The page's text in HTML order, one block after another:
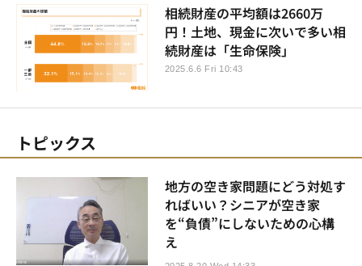
相続財産の平均額は2660万
円！土地、現金に次いで多い相
続財産は「生命保険」
2025.6.6 Fri 10:43
トピックス
地方の空き家問題にどう対処す
ればいい？シニアが空き家
を“負債”にしないための心構
え